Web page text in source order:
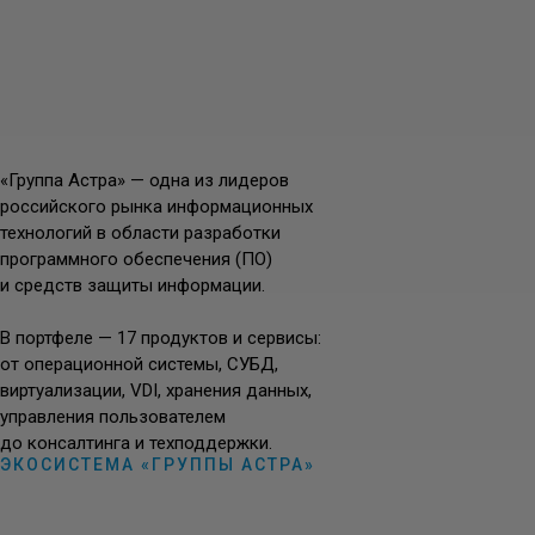
«Группа Астра» — одна из лидеров
российского рынка информационных
технологий в области разработки
программного обеспечения (ПО)
и средств защиты информации.
В портфеле — 17 продуктов и сервисы:
от операционной системы, СУБД,
виртуализации, VDI, хранения данных,
управления пользователем
до консалтинга и техподдержки.
ЭКОСИСТЕМА «ГРУППЫ АСТРА»